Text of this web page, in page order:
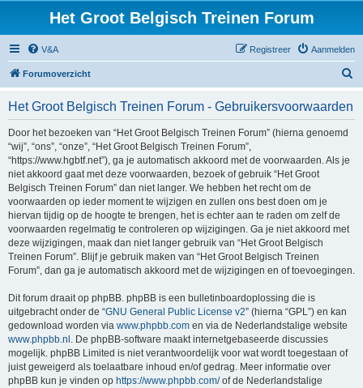
Het Groot Belgisch Treinen Forum
V&A Aanmelden
Registreer
Forumoverzicht
Het Groot Belgisch Treinen Forum - Gebruikersvoorwaarden
Door het bezoeken van “Het Groot Belgisch Treinen Forum” (hierna genoemd
“wij”, “ons”, “onze”, “Het Groot Belgisch Treinen Forum”,
“https://www.hgbtf.net”), ga je automatisch akkoord met de voorwaarden. Als je
niet akkoord gaat met deze voorwaarden, bezoek of gebruik “Het Groot
Belgisch Treinen Forum” dan niet langer. We hebben het recht om de
voorwaarden op ieder moment te wijzigen en zullen ons best doen om je
hiervan tijdig op de hoogte te brengen, het is echter aan te raden om zelf de
voorwaarden regelmatig te controleren op wijzigingen. Ga je niet akkoord met
deze wijzigingen, maak dan niet langer gebruik van “Het Groot Belgisch
Treinen Forum”. Blijf je gebruik maken van “Het Groot Belgisch Treinen
Forum”, dan ga je automatisch akkoord met de wijzigingen en of toevoegingen.
Dit forum draait op phpBB. phpBB is een bulletinboardoplossing die is
uitgebracht onder de “GNU General Public License v2” (hierna “GPL”) en kan
gedownload worden via www.phpbb.com en via de Nederlandstalige website
www.phpbb.nl . De phpBB-software maakt internetgebaseerde discussies
mogelijk. phpBB Limited is niet verantwoordelijk voor wat wordt toegestaan of
juist geweigerd als toelaatbare inhoud en/of gedrag. Meer informatie over
phpBB kun je vinden op https://www.phpbb.com/of de Nederlandstalige